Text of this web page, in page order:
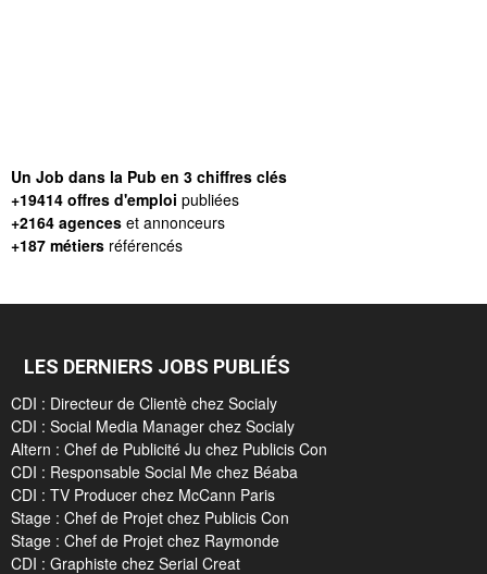
Un Job dans la Pub en 3 chiffres clés
+19414 offres d'emploi publiées
+2164 agences et annonceurs
+187 métiers référencés
LES DERNIERS JOBS PUBLIÉS
CDI : Directeur de Clientè chez Socialy
CDI : Social Media Manager chez Socialy
Altern : Chef de Publicité Ju chez Publicis Con
CDI : Responsable Social Me chez Béaba
CDI : TV Producer chez McCann Paris
Stage : Chef de Projet chez Publicis Con
Stage : Chef de Projet chez Raymonde
CDI : Graphiste chez Serial Creat